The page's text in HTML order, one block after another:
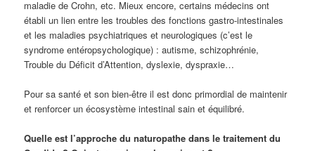
maladie de Crohn, etc. Mieux encore, certains médecins ont
établi un lien entre les troubles des fonctions gastro-intestinales
et les maladies psychiatriques et neurologiques (c’est le
syndrome entéropsychologique) : autisme, schizophrénie,
Trouble du Déficit d’Attention, dyslexie, dyspraxie…
Pour sa santé et son bien-être il est donc primordial de maintenir
et renforcer un écosystème intestinal sain et équilibré.
Quelle est l’approche du naturopathe dans le traitement du